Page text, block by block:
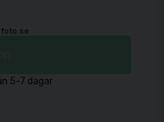
5-7 dagar